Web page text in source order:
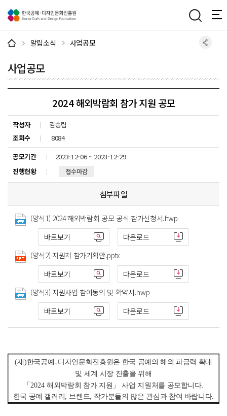
알림소식 사업공모
사업공모
2024 해외박람회 참가 지원 공모
작성자
김송림
조회수
8084
공모기간
2023-12-06 ~ 2023-12-29
진행현황
접수마감
첨부파일
(양식1) 2024 해외박람회 공모 공식 참가신청서.hwp
바로보기
다운로드
(양식2) 지원처 참가기획안.pptx
바로보기
다운로드
(양식3) 지원사업 참여동의 및 확약서.hwp
바로보기
다운로드
(재 )한국공예 ․ 디자인문화진흥원은 한국 공예의 해외 파급력 확대
및 세계 시장 진출을 위해
「 2024해외박람회 참가 지원 」사업 지원처를 공모합니다.
한국 공예 갤러리
브랜드 작가분들의 많은 관심과 참여 바랍니다.